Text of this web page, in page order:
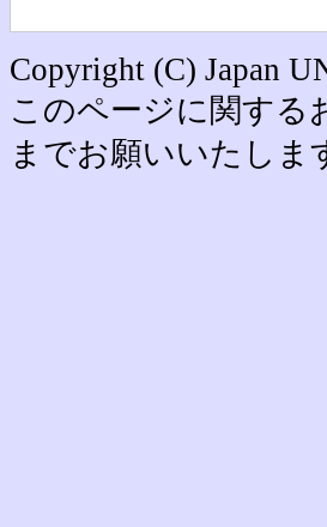
Copyright (C) Japan
このページに関する
までお願いいたしま